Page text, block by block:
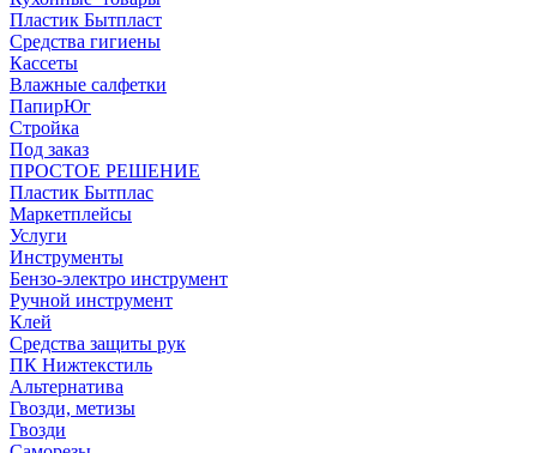
Пластик Бытпласт
Средства гигиены
Кассеты
Влажные салфетки
ПапирЮг
Стройка
Под заказ
ПРОСТОЕ РЕШЕНИЕ
Пластик Бытплас
Маркетплейсы
Услуги
Инструменты
Бензо-электро инструмент
Ручной инструмент
Клей
Средства защиты рук
ПК Нижтекстиль
Альтернатива
Гвозди, метизы
Гвозди